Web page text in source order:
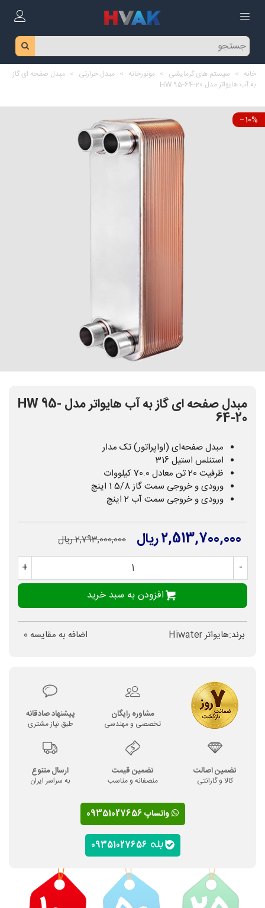
خانه > سیستم های گرمایشی > موتورخانه > مبدل حرارتی > مبدل صفحه ای گاز
به آب هایواتر مدل HW 95-64-20
‎−10%
مبدل صفحه ای گاز به آب هایواتر مدل HW 95-
64-20
مبدل صفحه‌ای (اواپراتور) تک مدار
استنلس استیل 316
ظرفیت 20 تن معادل 70.0 کیلووات
ورودی و خروجی سمت گاز 5/8 1 اینچ
ورودی و خروجی سمت آب 2 اینچ
2,513,700,000 ریال 2,793,000,000 ریال
-
+
افزودن به سبد خرید
برند:هایواتر Hiwater اضافه به مقایسه 0
مشاوره رایگان
تخصصی و مهندسی
پیشنهاد صادقانه
طبق نیاز مشتری
تضمین اصالت
کالا و گارانتی
تضمین قیمت
منصفانه و مناسب
ارسال متنوع
به سراسر ایران
واتساپ 09351027656